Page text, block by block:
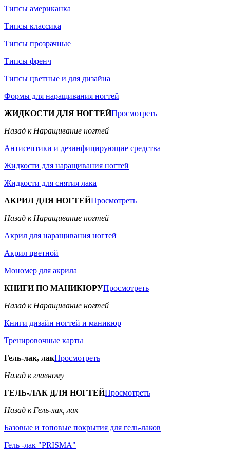
Типсы американка
Типсы классика
Типсы прозрачные
Типсы френч
Типсы цветные и для дизайна
Формы для наращивания ногтей
ЖИДКОСТИ ДЛЯ НОГТЕЙПросмотреть
Назад к Наращивание ногтей
Антисептики и дезинфицирующие средства
Жидкости для наращивания ногтей
Жидкости для снятия лака
АКРИЛ ДЛЯ НОГТЕЙПросмотреть
Назад к Наращивание ногтей
Акрил для наращивания ногтей
Акрил цветной
Мономер для акрила
КНИГИ ПО МАНИКЮРУПросмотреть
Назад к Наращивание ногтей
Книги дизайн ногтей и маникюр
Тренировочные карты
Гель-лак, лакПросмотреть
Назад к главному
ГЕЛЬ-ЛАК ДЛЯ НОГТЕЙПросмотреть
Назад к Гель-лак, лак
Базовые и топовые покрытия для гель-лаков
Гель -лак "PRISMA"